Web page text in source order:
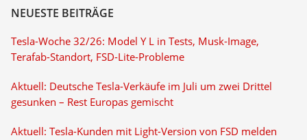
NEUESTE BEITRÄGE
Tesla-Woche 32/26: Model Y L in Tests, Musk-Image,
Terafab-Standort, FSD-Lite-Probleme
Aktuell: Deutsche Tesla-Verkäufe im Juli um zwei Drittel
gesunken – Rest Europas gemischt
Aktuell: Tesla-Kunden mit Light-Version von FSD melden